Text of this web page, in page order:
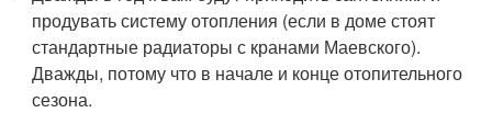
продувать систему отопления (если в доме стоят
стандартные радиаторы с кранами Маевского).
Дважды, потому что в начале и конце отопительного
сезона.